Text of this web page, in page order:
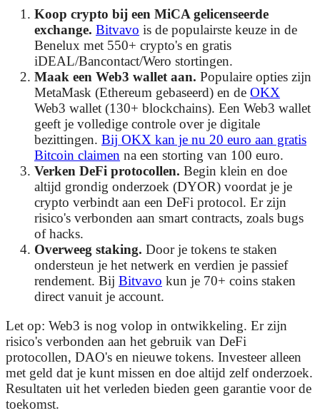
Koop crypto bij een MiCA gelicenseerde
exchange. Bitvavo is de populairste keuze in de
Benelux met 550+ crypto's en gratis
iDEAL/Bancontact/Wero stortingen.
Maak een Web3 wallet aan. Populaire opties zijn
MetaMask (Ethereum gebaseerd) en de OKX
Web3 wallet (130+ blockchains). Een Web3 wallet
geeft je volledige controle over je digitale
bezittingen. Bij OKX kan je nu 20 euro aan gratis
Bitcoin claimen na een storting van 100 euro.
Verken DeFi protocollen. Begin klein en doe
altijd grondig onderzoek (DYOR) voordat je je
crypto verbindt aan een DeFi protocol. Er zijn
risico's verbonden aan smart contracts, zoals bugs
of hacks.
Overweeg staking. Door je tokens te staken
ondersteun je het netwerk en verdien je passief
rendement. Bij Bitvavo kun je 70+ coins staken
direct vanuit je account.
Let op: Web3 is nog volop in ontwikkeling. Er zijn
risico's verbonden aan het gebruik van DeFi
protocollen, DAO's en nieuwe tokens. Investeer alleen
met geld dat je kunt missen en doe altijd zelf onderzoek.
Resultaten uit het verleden bieden geen garantie voor de
toekomst.